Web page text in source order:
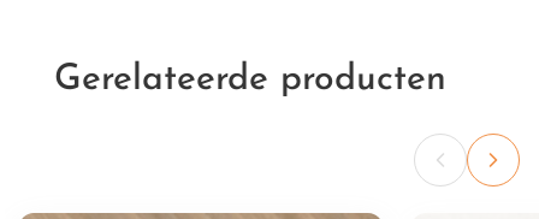
Gerelateerde producten